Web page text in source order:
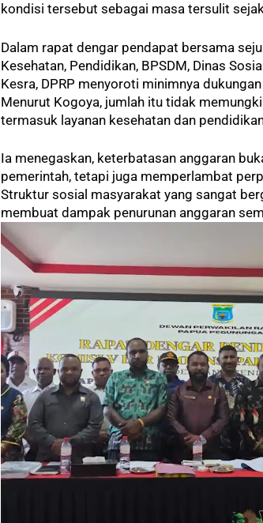
kondisi tersebut sebagai masa tersulit
Dalam rapat dengar pendapat bersama
Kesehatan, Pendidikan, BPSDM, Dinas
Kesra, DPRP menyoroti minimnya
Menurut Kogoya, jumlah itu tidak
termasuk layanan kesehatan dan
Ia menegaskan, keterbatasan anggaran
pemerintah, tetapi juga memperlambat
Struktur sosial masyarakat yang sangat
membuat dampak penurunan anggaran